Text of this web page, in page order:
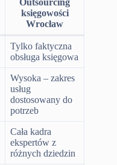
Outsourcing
księgowości
Wrocław
Tylko faktyczna
obsługa księgowa
Wysoka – zakres
usług
dostosowany do
potrzeb
Cała kadra
ekspertów z
różnych dziedzin